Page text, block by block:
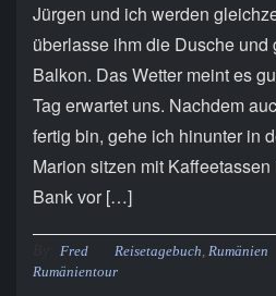
Jürgen und ich werden
überlasse ihm die Dusche und
Balkon. Das Wetter meint es
Tag erwartet uns. Nachdem
fertig bin, gehe ich hinunter in
Marion sitzen mit
Bank vor […]
Fred Reisetagebuch, Rumänien
Rumänientour